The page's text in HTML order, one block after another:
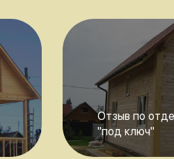
Отзыв по
"под ключ"